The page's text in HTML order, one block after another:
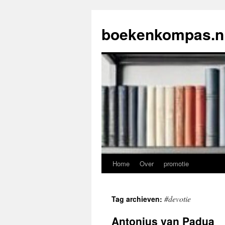
de
inhoud
Home Over promotie
Tag archieven: #devotie
Antonius van Padua